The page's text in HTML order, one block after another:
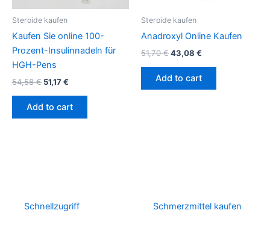
Steroide kaufen
Kaufen Sie online 100-
Prozent-Insulinnadeln für
HGH-Pens
54,58€ 51,17€
Add to cart
Steroide kaufen
Anadroxyl Online Kaufen
51,70€43,08 €
Add to cart
Schnellzugriff Schmerzmittel kaufen